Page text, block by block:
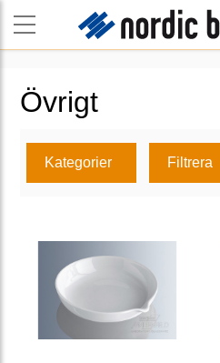
Övrigt
Kategorier Filtrera